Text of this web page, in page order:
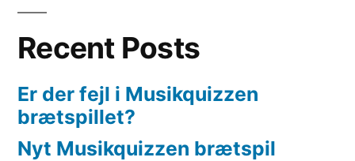
Recent Posts
Er der fejl i Musikquizzen
brætspillet?
Nyt Musikquizzen brætspil